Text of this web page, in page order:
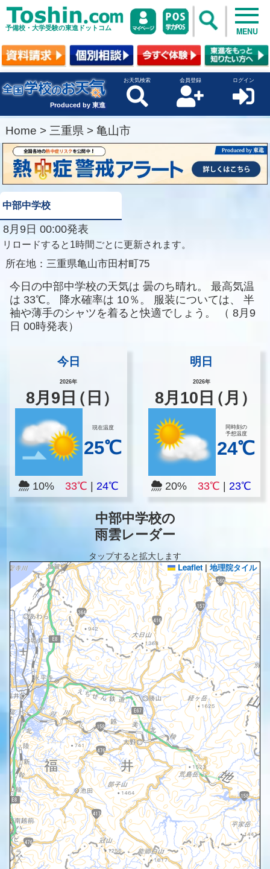
予備校・大学受験の東進ドットコム MENU
Produced by 東進
お天気検索 会員登録 ログイン
Home > 三重県 > 亀山市
中部中学校
8月9日 00:00発表
リロードすると1時間ごとに更新されます。
所在地： 三重県亀山市田村町75
今日の中部中学校の天気は 曇のち晴れ。
最高気温
は 33℃。 降水確率は 10％。 服装については、
半
袖や薄手のシャツを着ると快適でしょう。
（ 8月9
日 00時発表）
今日
2026年
8月 9 日（日）
現在温度
25℃
10% 33℃ 24℃
明日
2026年
8月 10 日（月）
同時刻の
予想温度
24℃
20%33℃ |23℃
中部中学校の
雨雲レーダー
タップすると拡大します
Leaflet | 地理院タイル